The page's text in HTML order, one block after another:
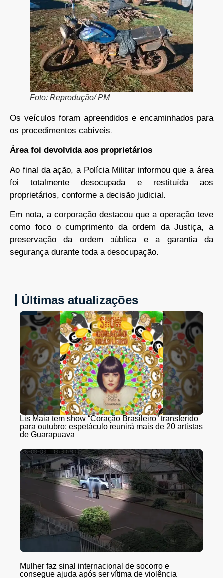
Foto: Reprodução/ PM
Os veículos foram apreendidos e encaminhados para
os procedimentos cabíveis.
Área foi devolvida aos proprietários
Ao final da ação, a Polícia Militar informou que a área
foi totalmente desocupada e restituída aos
proprietários, conforme a decisão judicial.
Em nota, a corporação destacou que a operação teve
como foco o cumprimento da ordem da Justiça, a
preservação da ordem pública e a garantia da
segurança durante toda a desocupação.
Últimas atualizações
Lis Maia tem show “Coração Brasileiro” transferido
para outubro; espetáculo reunirá mais de 20 artistas
de Guarapuava
Mulher faz sinal internacional de socorro e
consegue ajuda após ser vítima de violência